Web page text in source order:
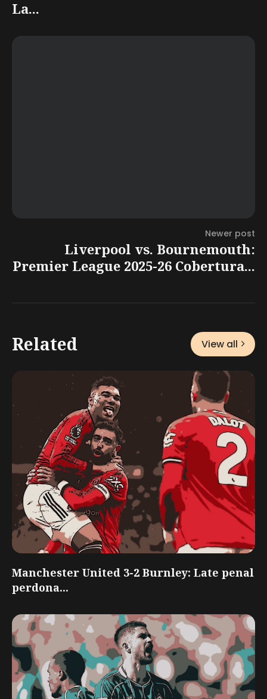
La...
Newer post
Liverpool vs. Bournemouth:
Premier League 2025-26 Cobertura...
Related View all
Manchester United 3-2 Burnley: Late penal
perdona...